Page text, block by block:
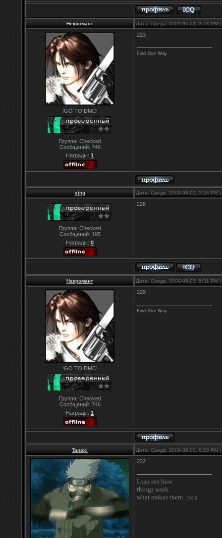
Некромант Дата: Среда, 2009-06-03, 3:23
!GO TO DMC!
Группа: Checked
Сообщений: 746
Награды: 1
223
Find Your Way
sing Дата: Среда, 2009-06-03, 3:24
Группа: Checked
Сообщений: 195
Награды: 0
226
Некромант Дата: Среда, 2009-06-03, 5:31
!GO TO DMC!
Группа: Checked
Сообщений: 746
Награды: 1
229
Find Your Way
Tanaki Дата: Среда, 2009-06-03, 8:23
232
I can see how
things work.
what makes them...tick